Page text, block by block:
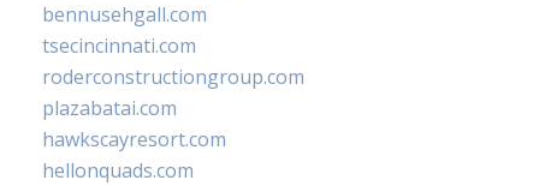
bennusehgall.com
tsecincinnati.com
roderconstructiongroup.com
plazabatai.com
hawkscayresort.com
hellonquads.com